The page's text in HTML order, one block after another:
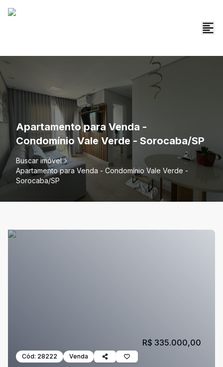
Apartamento para Venda -
Condomínio Vale Verde - Sorocaba/SP
Buscar imóvel
Apartamento para Venda - Condomínio Vale Verde -
Sorocaba/SP
Cód: 28222 Venda
R$ 335.000,00